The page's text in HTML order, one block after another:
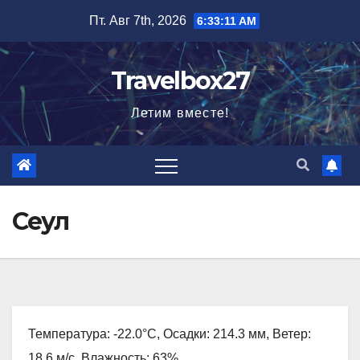
содержимому
Пт. Авг 7th, 2026 6:33:12 AM
Travelbox27
Летим вместе!
Сеул
Температура: -22.0°C, Осадки: 214.3 мм, Ветер: